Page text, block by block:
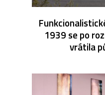
1939 se po
vrátila